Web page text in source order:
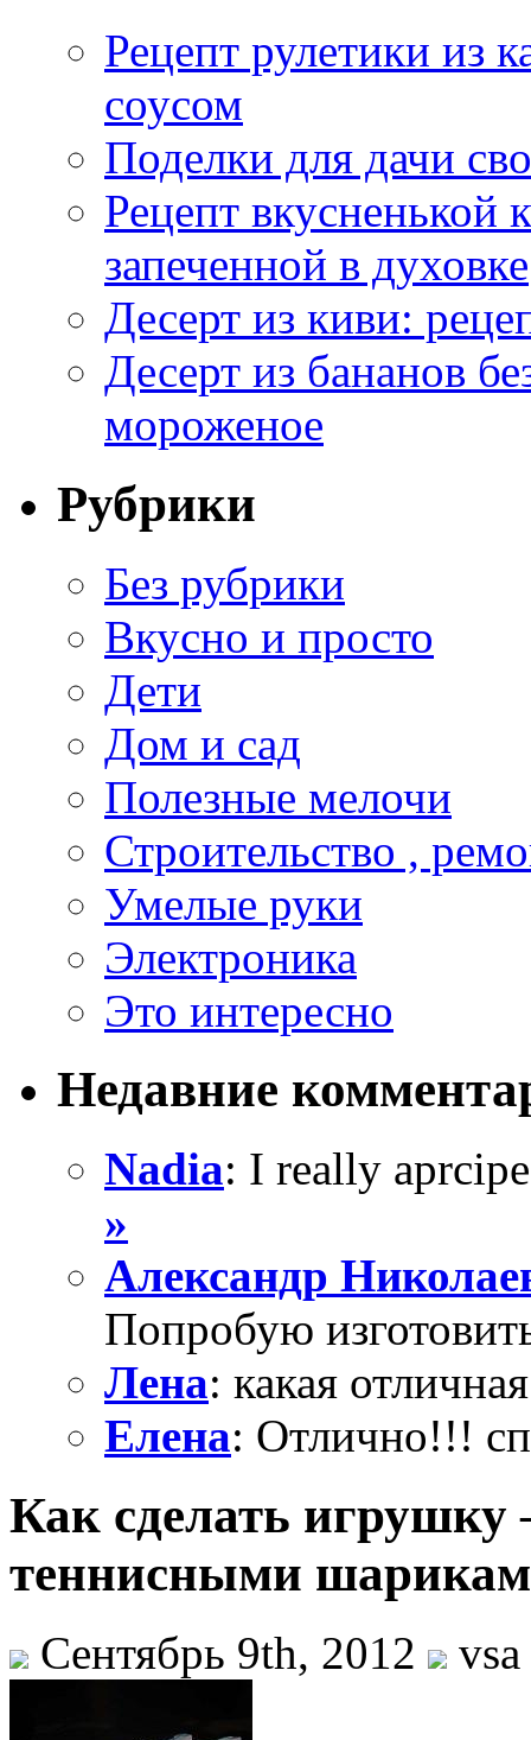
Рецепт рулетики из
соусом
Поделки для дачи
Рецепт
запеченной в духовке
Десерт из киви:
Десерт из бананов
мороженое
Рубрики
Без рубрики
Вкусно и просто
Дети
Дом и сад
Полезные мелочи
Строительство ,
Умелые руки
Электроника
Это интересно
Недавние
Nadia: I really
»
Александр
Попробую
Лена: какая
Елена: Отлично!!!
Как сделать игрушку
теннисными
Сентябрь 9th, 2012 vsa